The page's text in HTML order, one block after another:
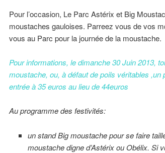
Pour l’occasion, Le Parc Astérix et Big
moustaches gauloises. Parreez vous de vos
vous au Parc pour la journée de la moustache.
Pour informations, le dimanche 30 Juin 2013,
moustache, ou, à défaut de poils véritables ,un
entrée à 35 euros au lieu de 44euros
Au programme des festivités:
un stand Big moustache pour se faire
moustache digne d’Astérix ou Obélix. Si